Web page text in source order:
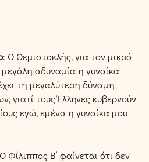
: Ο Θεµιστοκλής, για τον µικρό
µεγάλη αδυναµία η γυναίκα
τη µεγαλύτερη δύναµη
γιατί τους Έλληνες κυβερνούν
εγώ, εµένα η γυναίκα µου
Φίλιππος Β΄ φαίνεται ότι δεν